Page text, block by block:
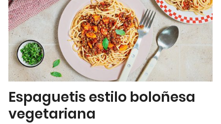
Espaguetis estilo boloñesa
vegetariana